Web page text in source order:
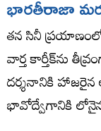
భారతీరాజా
తన సినీ
వార్త కార్తీక్‌ను
దర్శనానికి
భావోద్వేగానికి